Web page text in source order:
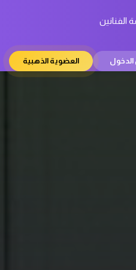
الفنانين
العضوية الذهبية